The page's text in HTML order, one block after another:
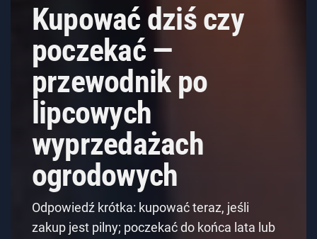
Kupować dziś czy
poczekać —
przewodnik po
lipcowych
wyprzedażach
ogrodowych
Odpowiedź krótka: kupować teraz, jeśli
zakup jest pilny; poczekać do końca lata lub